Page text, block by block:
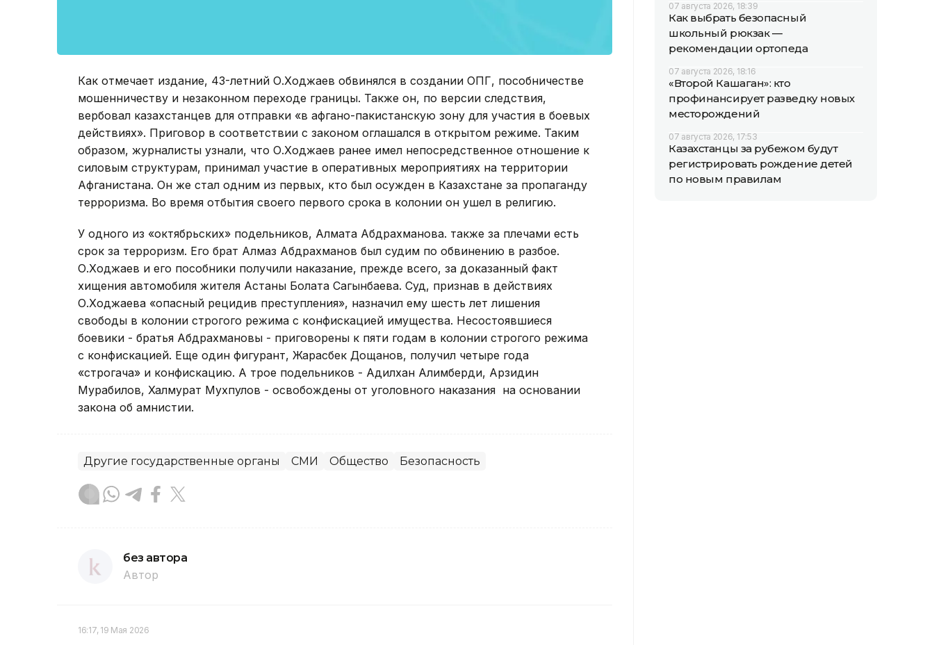
Как отмечает издание, 43-летний О.Ходжаев обвинялся в создании ОПГ, пособничестве
мошенничеству и незаконном переходе границы. Также он, по версии следствия,
вербовал казахстанцев для отправки «в афгано-пакистанскую зону для участия в боевых
действиях». Приговор в соответствии с законом оглашался в открытом режиме. Таким
образом, журналисты узнали, что О.Ходжаев ранее имел непосредственное отношение к
силовым структурам, принимал участие в оперативных мероприятиях на территории
Афганистана. Он же стал одним из первых, кто был осужден в Казахстане за пропаганду
терроризма. Во время отбытия своего первого срока в колонии он ушел в религию.
У одного из «октябрьских» подельников, Алмата Абдрахманова. также за плечами есть
срок за терроризм. Его брат Алмаз Абдрахманов был судим по обвинению в разбое.
О.Ходжаев и его пособники получили наказание, прежде всего, за доказанный факт
хищения автомобиля жителя Астаны Болата Сагынбаева. Суд, признав в действиях
О.Ходжаева «опасный рецидив преступления», назначил ему шесть лет лишения
свободы в колонии строгого режима с конфискацией имущества. Несостоявшиеся
боевики - братья Абдрахмановы - приговорены к пяти годам в колонии строгого режима
с конфискацией. Еще один фигурант, Жарасбек Дощанов, получил четыре года
«строгача» и конфискацию. А трое подельников - Адилхан Алимберди, Арзидин
Мурабилов, Халмурат Мухпулов - освобождены от уголовного наказания на основании
закона об амнистии.
Другие государственные органы СМИ Общество Безопасность
без автора
Автор
16:17, 19 Мая 2026
07 августа 2026, 18:39
Как выбрать безопасный
школьный рюкзак —
рекомендации ортопеда
07 августа 2026, 18:16
«Второй Кашаган»: кто
профинансирует разведку новых
месторождений
07 августа 2026, 17:53
Казахстанцы за рубежом будут
регистрировать рождение детей
по новым правилам